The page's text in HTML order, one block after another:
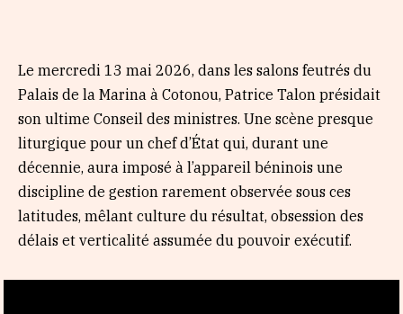
Le mercredi 13 mai 2026, dans les salons feutrés du
Palais de la Marina à Cotonou, Patrice Talon présidait
son ultime Conseil des ministres. Une scène presque
liturgique pour un chef d’État qui, durant une
décennie, aura imposé à l’appareil béninois une
discipline de gestion rarement observée sous ces
latitudes, mêlant culture du résultat, obsession des
délais et verticalité assumée du pouvoir exécutif.